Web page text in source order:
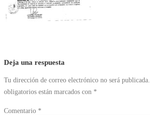
Deja una respuesta
Tu dirección de correo electrónico no será publicada.
obligatorios están marcados con *
Comentario *